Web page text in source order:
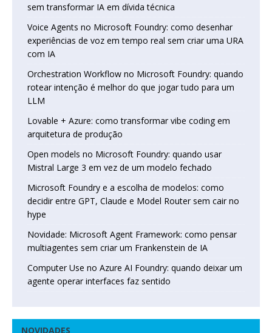
sem transformar IA em dívida técnica
Voice Agents no Microsoft Foundry: como desenhar
experiências de voz em tempo real sem criar uma URA
com IA
Orchestration Workflow no Microsoft Foundry: quando
rotear intenção é melhor do que jogar tudo para um
LLM
Lovable + Azure: como transformar vibe coding em
arquitetura de produção
Open models no Microsoft Foundry: quando usar
Mistral Large 3 em vez de um modelo fechado
Microsoft Foundry e a escolha de modelos: como
decidir entre GPT, Claude e Model Router sem cair no
hype
Novidade: Microsoft Agent Framework: como pensar
multiagentes sem criar um Frankenstein de IA
Computer Use no Azure AI Foundry: quando deixar um
agente operar interfaces faz sentido
NOVIDADES